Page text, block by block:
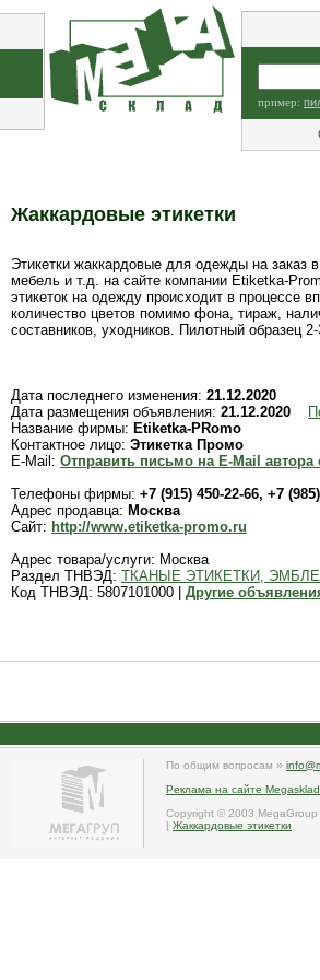
пример:
Жаккардовые этикетки
Этикетки жаккардовые для одежды на заказ
мебель и т.д. на сайте компании Etiketka-
этикеток на одежду происходит в процессе
количество цветов помимо фона, тираж,
составников, уходников. Пилотный образец
Дата последнего изменения: 21.12.2020
Дата размещения объявления: 21.12.2020
Название фирмы: Etiketka-PRomo
Контактное лицо: Этикетка Промо
E-Mail: Отправить письмо на E-Mail автора
Телефоны фирмы: +7 (915) 450-22-66, +7
Адрес продавца: Москва
Сайт: http://www.etiketka-promo.ru
Адрес товара/услуги: Москва
Раздел ТНВЭД: ТКАНЫЕ ЭТИКЕТКИ,
Код ТНВЭД: 5807101000 | Другие
По общим вопросам »
Реклама на сайте
Copyright © 2003 MegaGroup
| Жаккардовые этикетки